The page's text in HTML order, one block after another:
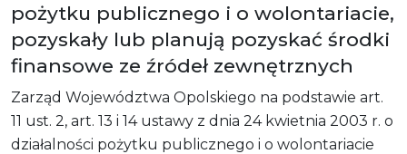
pożytku publicznego i o wolontariacie,
pozyskały lub planują pozyskać środki
finansowe ze źródeł zewnętrznych
Zarząd Województwa Opolskiego na podstawie art.
11 ust. 2, art. 13 i 14 ustawy z dnia 24 kwietnia 2003 r. o
działalności pożytku publicznego i o wolontariacie